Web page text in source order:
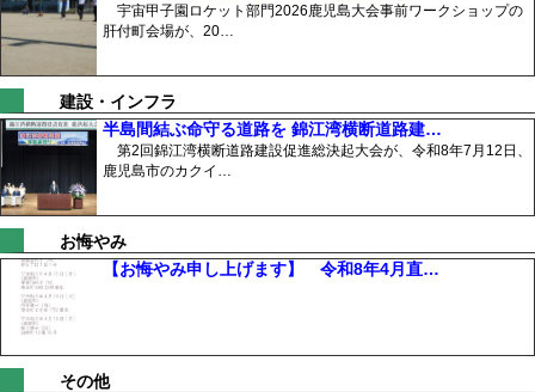
宇宙甲子園ロケット部門2026鹿児島大会事前ワークショップの
肝付町会場が、20…
建設・インフラ
半島間結ぶ命守る道路を 錦江湾横断道路建…
第2回錦江湾横断道路建設促進総決起大会が、令和8年7月12日、
鹿児島市のカクイ…
お悔やみ
【お悔やみ申し上げます】 令和8年4月直…
その他